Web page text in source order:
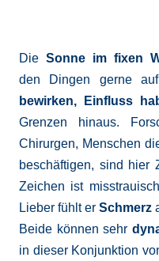
Die Sonne im fixen
den Dingen gerne
bewirken, Einfluss
Grenzen hinaus.
Chirurgen, Menschen
beschäftigen, sind hier
Zeichen ist
Lieber fühlt er Schmerz
Beide können sehr
in dieser Konjunktion